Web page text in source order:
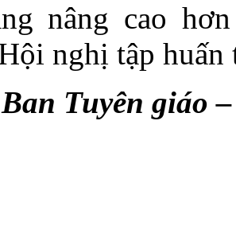
nâng cao
nghị tập huấn
Tuyên giáo